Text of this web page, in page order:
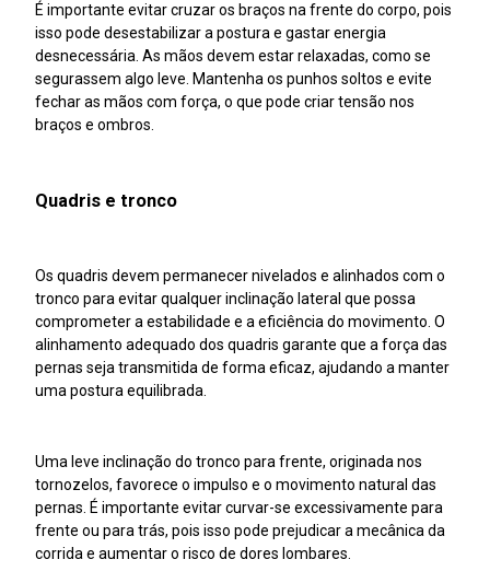
É importante evitar cruzar os braços na frente do corpo, pois
isso pode desestabilizar a postura e gastar energia
desnecessária. As mãos devem estar relaxadas, como se
segurassem algo leve. Mantenha os punhos soltos e evite
fechar as mãos com força, o que pode criar tensão nos
braços e ombros.
Quadris e tronco
Os quadris devem permanecer nivelados e alinhados com o
tronco para evitar qualquer inclinação lateral que possa
comprometer a estabilidade e a eficiência do movimento. O
alinhamento adequado dos quadris garante que a força das
pernas seja transmitida de forma eficaz, ajudando a manter
uma postura equilibrada.
Uma leve inclinação do tronco para frente, originada nos
tornozelos, favorece o impulso e o movimento natural das
pernas. É importante evitar curvar-se excessivamente para
frente ou para trás, pois isso pode prejudicar a mecânica da
corrida e aumentar o risco de dores lombares.